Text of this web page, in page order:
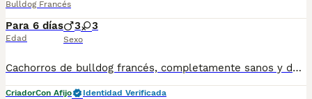
Bulldog Francés
Para 6 días
Edad
3 3
Sexo
Cachorros de bulldog francés, completamente sanos y de calidad, con vacunas y desparasitaciones correspondientes a la edad de la entrega. Criados en ambiente familiar.
CriadorCon Afijo
Identidad Verificada